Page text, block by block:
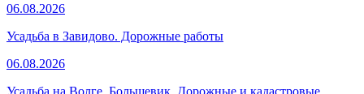
06.08.2026
Усадьба в Завидово. Дорожные работы
06.08.2026
Усадьба на Волге. Большевик. Дорожные и кадастровые